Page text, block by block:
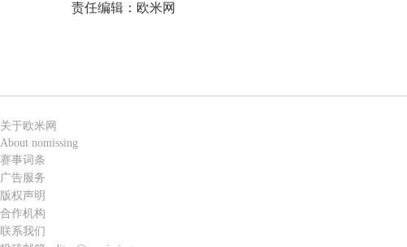
责任编辑：欧米网
关于欧米网
About nomissing
赛事词条
广告服务
版权声明
合作机构
联系我们